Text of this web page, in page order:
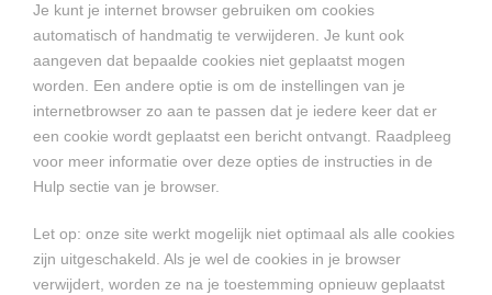
o
n
t
s
Je kunt je internet browser gebruiken om cookies
automatisch of handmatig te verwijderen. Je kunt ook
aangeven dat bepaalde cookies niet geplaatst mogen
worden. Een andere optie is om de instellingen van je
internetbrowser zo aan te passen dat je iedere keer dat er
een cookie wordt geplaatst een bericht ontvangt. Raadpleeg
voor meer informatie over deze opties de instructies in de
Hulp sectie van je browser.
Let op: onze site werkt mogelijk niet optimaal als alle cookies
zijn uitgeschakeld. Als je wel de cookies in je browser
verwijdert, worden ze na je toestemming opnieuw geplaatst